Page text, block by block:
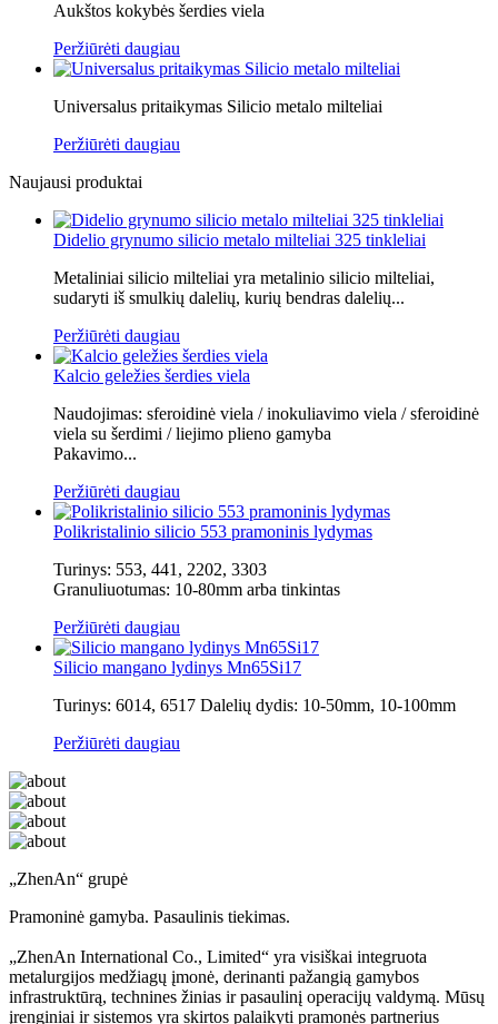
Aukštos kokybės šerdies viela
Peržiūrėti daugiau
Universalus pritaikymas Silicio metalo milteliai
Peržiūrėti daugiau
Naujausi produktai
Didelio grynumo silicio metalo milteliai 325 tinkleliai
Metaliniai silicio milteliai yra metalinio silicio milteliai,
sudaryti iš smulkių dalelių, kurių bendras dalelių...
Peržiūrėti daugiau
Kalcio geležies šerdies viela
Naudojimas: sferoidinė viela / inokuliavimo viela / sferoidinė
viela su šerdimi / liejimo plieno gamyba
Pakavimo...
Peržiūrėti daugiau
Polikristalinio silicio 553 pramoninis lydymas
Turinys: 553, 441, 2202, 3303
Granuliuotumas: 10-80mm arba tinkintas
Peržiūrėti daugiau
Silicio mangano lydinys Mn65Si17
Turinys: 6014, 6517 Dalelių dydis: 10-50mm, 10-100mm
Peržiūrėti daugiau
„ZhenAn“ grupė
Pramoninė gamyba. Pasaulinis tiekimas.
„ZhenAn International Co., Limited“ yra visiškai integruota
metalurgijos medžiagų įmonė, derinanti pažangią gamybos
infrastruktūrą, technines žinias ir pasaulinį operacijų valdymą. Mūsų
įrenginiai ir sistemos yra skirtos palaikyti pramonės partnerius